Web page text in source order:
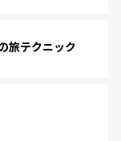
旅テクニック